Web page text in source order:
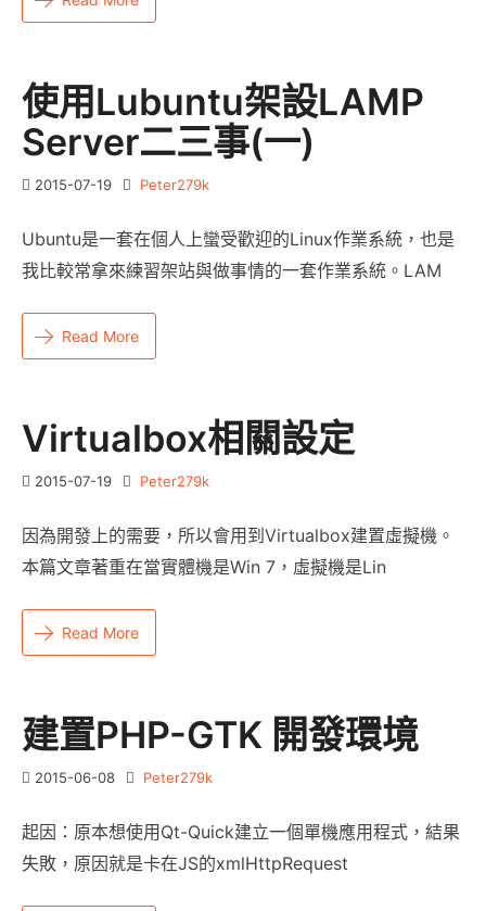
使用Lubuntu架設LAMP
Server二三事(一)
2015-07-19 Peter279k
Ubuntu是一套在個人上蠻受歡迎的Linux作業系統，也是
我比較常拿來練習架站與做事情的一套作業系統。LAM
Read More
Virtualbox相關設定
2015-07-19 Peter279k
因為開發上的需要，所以會用到Virtualbox建置虛擬機。
本篇文章著重在當實體機是Win 7，虛擬機是Lin
Read More
建置PHP-GTK 開發環境
2015-06-08 Peter279k
起因：原本想使用Qt-Quick建立一個單機應用程式，結果
失敗，原因就是卡在JS的xmlHttpRequest